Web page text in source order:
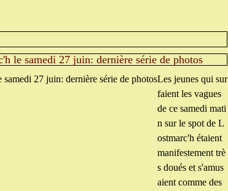
le samedi 27 juin: dernière série de photos
Les jeunes qui sur
faient les vagues
de ce samedi mati
n sur le spot de L
ostmarc'h étaient
manifestement trè
s doués et s'amus
aient comme des